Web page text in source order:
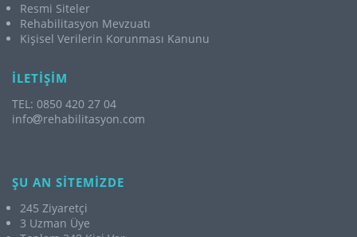
Resmi Siteler
Rehabilitasyon Mevzuatı
Kişisel Verilerin Korunması Kanunu
İLETİŞİM
TEL: 0850 420 27 04
info
rehabilitasyon.com
ŞU AN SİTEMİZDE
245 Ziyaretçi
3 Uzman Üye